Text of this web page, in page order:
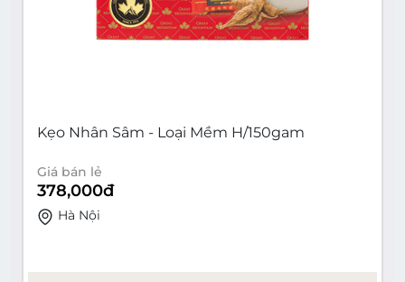
Kẹo Nhân Sâm - Loại Mềm H/150gam
Giá bán lẻ
378,000đ
Hà Nội